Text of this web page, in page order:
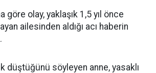
göre olay, yaklaşık 1,5 yıl önce
ailesinden aldığı acı haberin
düştüğünü söyleyen anne, yasaklı